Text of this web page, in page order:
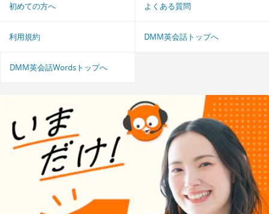
初めての方へ よくある質問
利用規約 DMM英会話トップへ
DMM英会話Wordsトップへ